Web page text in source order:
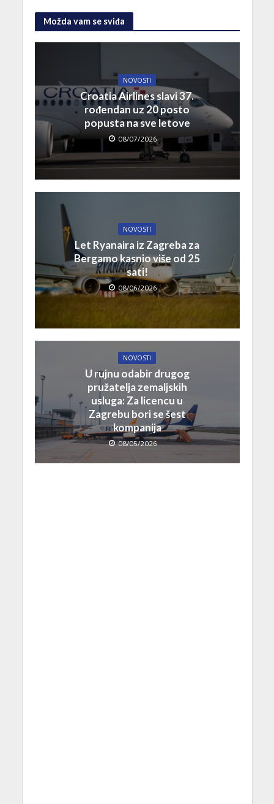
Možda vam se sviđa
NOVOSTI
Croatia Airlines slavi 37.
rođendan uz 20 posto
popusta na sve letove
08/07/2026
NOVOSTI
Let Ryanaira iz Zagreba za
Bergamo kasnio više od 25
sati!
08/06/2026
NOVOSTI
U rujnu odabir drugog
pružatelja zemaljskih
usluga: Za licencu u
Zagrebu bori se šest
kompanija
08/05/2026